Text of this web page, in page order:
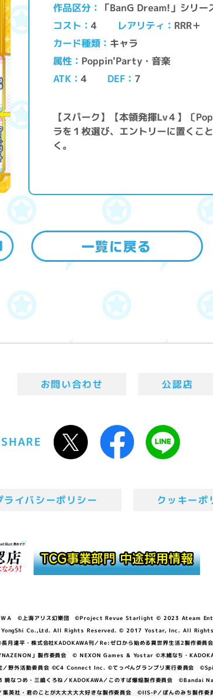
作品区分 「BanG Dream!」シリー
コスト 4 レアリティ RRR＋
カード種類 キャラ
属性 Poppin'Party・音楽
ATK 4 DEF 7
【スパーク】【本領発揮Lv４】〔
ラを１枚選び、エントリーに置くこ
く。
お問い合わせ 公認店
SHARE
ライバシーポリシー クッキーポ
Ａ ©上海アリス幻樂団 ©Project Revue Starlight © 2023 Ateam
& YongShi Co.,Ltd. All Rights Reserved. © 2017 Yostar, Inc. All
平・株式会社KADOKAWA刊／Re:ゼロから始める異世界生活2製作委
」製作委員会 © NEXON Games & Yostar ©木緒なち・
外活動委員会 ©C4 Connect Inc. ©てっぺんグランプリ実行委員会
なつめ・三嶋くろね／KADOKAWA／このすば爆焔製作委員会
集英社・君のことが大大大大大好きな製作委員会 ©IIS-P／ぽんのみち製